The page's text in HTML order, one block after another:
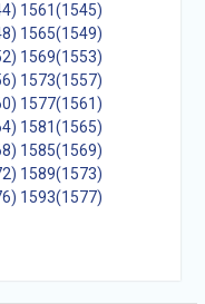
1561(1545)
1565(1549)
1569(1553)
1573(1557)
1577(1561)
1581(1565)
1585(1569)
1589(1573)
1593(1577)